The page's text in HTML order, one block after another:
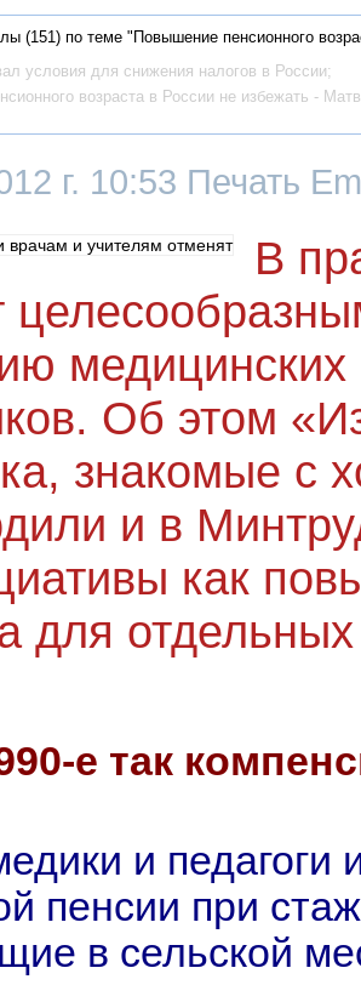
(151) по теме "Повышение пенсионного
условия для снижения налогов в России;
возраста в России не избежать -
г. 10:53 Печать
В
медицинских
Об этом
знакомые с
и в
как
для
е так
и
пенсии при
в сельской